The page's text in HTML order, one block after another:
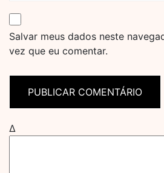
Salvar meus dados neste
vez que eu comentar.
Δ